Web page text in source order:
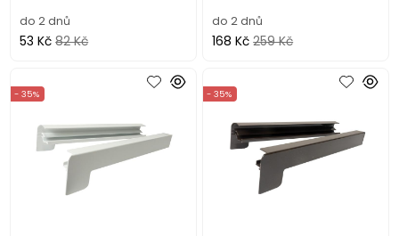
do 2 dnů
53 Kč 82 Kč
do 2 dnů
168 Kč 259 Kč
- 35% - 35%